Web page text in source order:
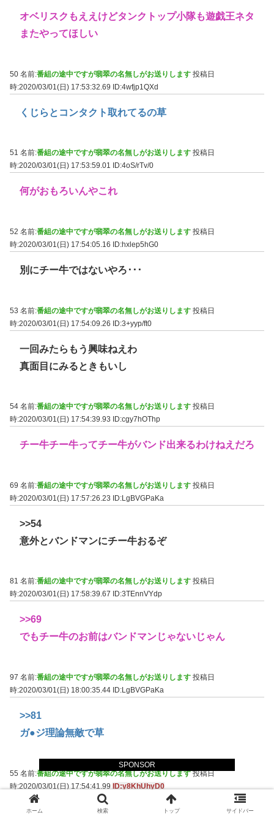
SPONSOR
オベリスクもええけどタンクトップ小隊も遊戯王ネタ
またやってほしい
50 名前:番組の途中ですが翡翠の名無しがお送りします 投稿日
時:2020/03/01(日) 17:53:32.69 ID:4wfjp1QXd
くじらとコンタクト取れてるの草
51 名前:番組の途中ですが翡翠の名無しがお送りします 投稿日
時:2020/03/01(日) 17:53:59.01
ID:4oS/rTv/0
何がおもろいんやこれ
52 名前:番組の途中ですが翡翠の名無しがお送りします 投稿日
時:2020/03/01(日) 17:54:05.16
ID:hxlep5hG0
別にチー牛ではないやろ･･･
53 名前:番組の途中ですが翡翠の名無しがお送りします 投稿日
時:2020/03/01(日) 17:54:09.26 ID:3+yyp/ft0
一回みたらもう興味ねえわ
真面目にみるときもいし
54 名前:番組の途中ですが翡翠の名無しがお送りします 投稿日
時:2020/03/01(日) 17:54:39.93
ID:cgy7hOThp
チー牛チー牛ってチー牛がバンド出来るわけねえだろ
69 名前:番組の途中ですが翡翠の名無しがお送りします 投稿日
時:2020/03/01(日) 17:57:26.23 ID:LgBVGPaKa
>>54
意外とバンドマンにチー牛おるぞ
81 名前:番組の途中ですが翡翠の名無しがお送りします 投稿日
時:2020/03/01(日) 17:58:39.67
ID:3TEnnVYdp
>>69
でもチー牛のお前はバンドマンじゃないじゃん
97 名前:番組の途中ですが翡翠の名無しがお送りします 投稿日
時:2020/03/01(日) 18:00:35.44 ID:LgBVGPaKa
>>81
ガ●ジ理論無敵で草
55 名前:番組の途中ですが翡翠の名無しがお送りします投稿日
時:2020/03/01(日) 17:54:41.99 ID:y8KhUhyD0
義勇の物真似まで出来てるな
ホーム 検索 トップ サイドバー